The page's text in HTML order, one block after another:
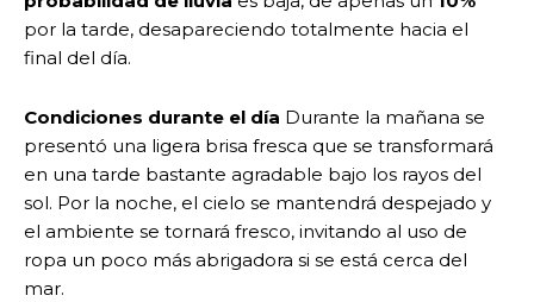
por la tarde, desapareciendo totalmente hacia el
final del día.
Condiciones durante el día Durante la mañana se
presentó una ligera brisa fresca que se transformará
en una tarde bastante agradable bajo los rayos del
sol. Por la noche, el cielo se mantendrá despejado y
el ambiente se tornará fresco, invitando al uso de
ropa un poco más abrigadora si se está cerca del
mar.